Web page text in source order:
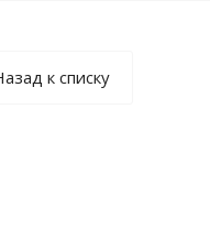
к списку